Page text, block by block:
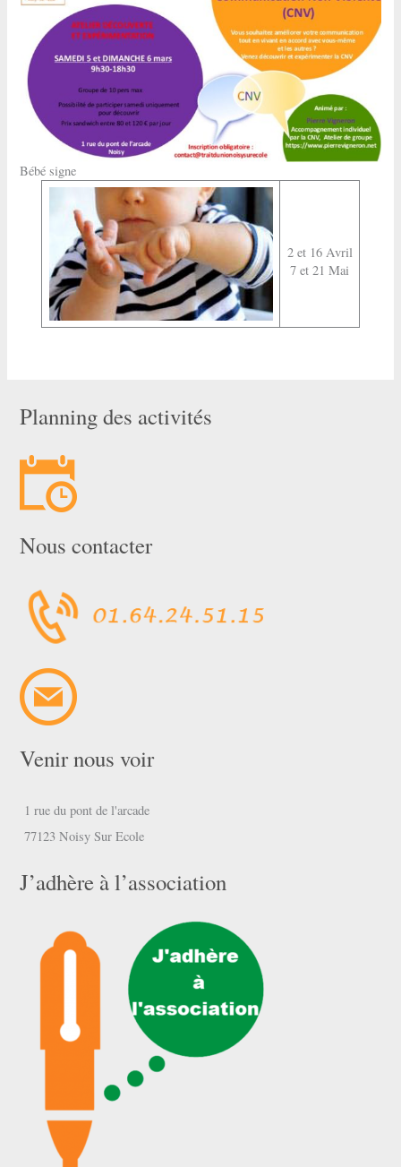
Bébé signe
2 et 16 Avril
7 et 21 Mai
Planning des activités
Nous contacter
Venir nous voir
1 rue du pont de l'arcade
77123 Noisy Sur Ecole
J’adhère à l’association